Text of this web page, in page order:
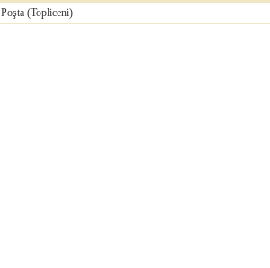
Poşta (Topliceni)